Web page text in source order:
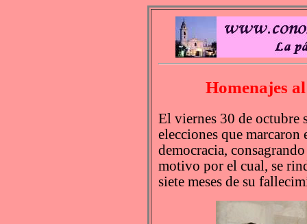
Homenajes
El viernes 30 de octubre
elecciones que
democracia,
motivo por el cual, se
siete meses de su